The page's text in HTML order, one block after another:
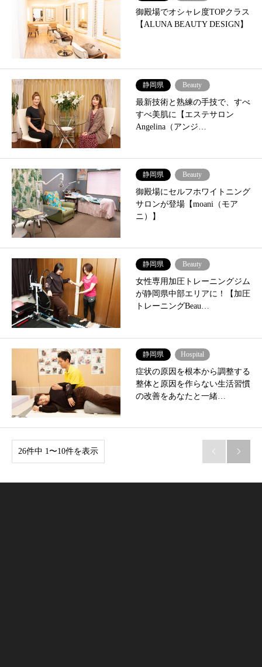
御殿場でオシャレ度TOPクラス
【ALUNA BEAUTY DESIGN】
静岡県 Beauty
最新技術と熟練の手技で、すべ
すべ美肌に【エステサロン
Angelina（アンジ…
静岡県 Beauty
御殿場にセルフホワイトニング
サロンが登場【moani（モア
ニ）】
静岡県 Beauty
女性専用加圧トレーニングジム
が静岡県中部エリアに！【加圧
トレーニングBeau…
静岡県 Hospital
症状の原因を根本から調整する
整体と原因を作らない生活習慣
の改善をあなたと一緒…
26件中 1〜10件を表示  